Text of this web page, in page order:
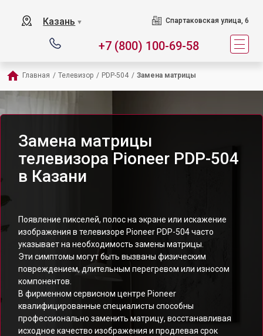
Казань ▼ Спартаковская улица, 6
+7 (800) 100-69-58
Главная / Телевизор / PDP-504 / Замена матрицы
Замена матрицы
телевизора Pioneer PDP-504
в Казани
Появление пикселей, полос на экране или искажение
изображения в телевизоре Pioneer PDP-504 часто
указывает на необходимость замены матрицы.
Эти симптомы могут быть вызваны физическим
повреждением, длительным перегревом или износом
компонентов.
В фирменном сервисном центре Pioneer
квалифицированные специалисты способны
профессионально заменить матрицу, восстанавливая
исходное качество изображения и продлевая срок